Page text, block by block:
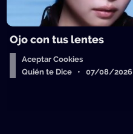
Ojo con tus lentes
Aceptar Cookies
Quién te Dice • 07/08/2026